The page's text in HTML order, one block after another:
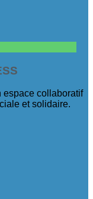
espace collaboratif
et solidaire.